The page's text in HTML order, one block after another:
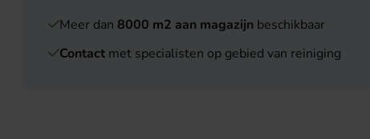
Meer dan 8000 m2 aan magazijn beschikbaar
Contact met specialisten op gebied van reiniging